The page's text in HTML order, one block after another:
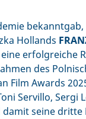
Hollands
erfolgreiche
des
Film Awards
Servillo, Sergi
seine